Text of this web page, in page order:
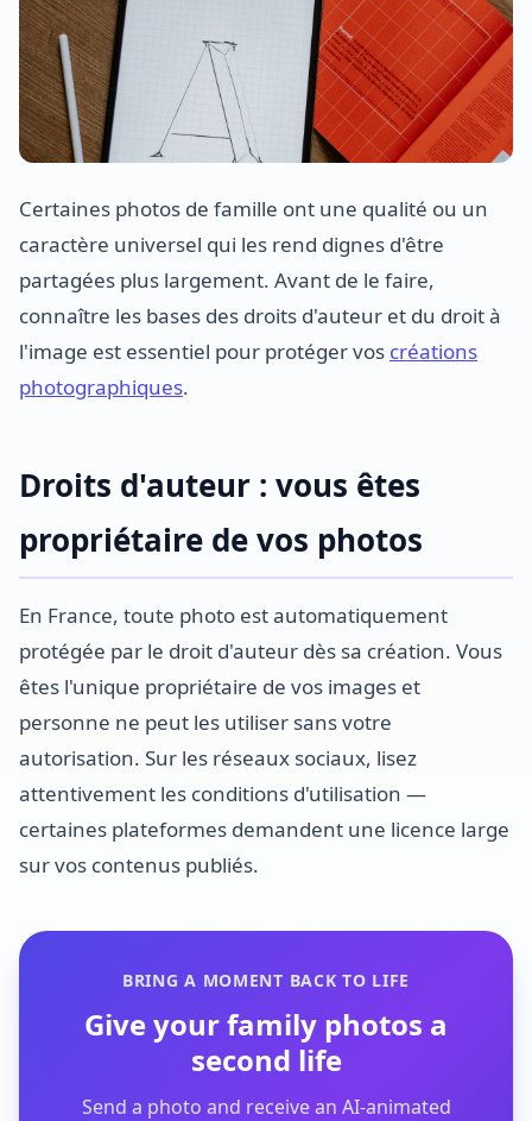
Certaines photos de famille ont une qualité ou un
caractère universel qui les rend dignes d'être
partagées plus largement. Avant de le faire,
connaître les bases des droits d'auteur et du droit à
l'image est essentiel pour protéger vos créations
photographiques.
Droits d'auteur : vous êtes
propriétaire de vos photos
En France, toute photo est automatiquement
protégée par le droit d'auteur dès sa création. Vous
êtes l'unique propriétaire de vos images et
personne ne peut les utiliser sans votre
autorisation. Sur les réseaux sociaux, lisez
attentivement les conditions d'utilisation —
certaines plateformes demandent une licence large
sur vos contenus publiés.
BRING A MOMENT BACK TO LIFE
Give your family photos a
second life
Send a photo and receive an AI-animated